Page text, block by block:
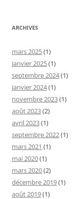
ARCHIVES
mars 2025(1)
janvier 2025(1)
septembre 2024(1)
janvier 2024(1)
novembre 2023(1)
août 2023(2)
avril 2023(1)
septembre 2022(1)
mars 2021 (1)
mai 2020(1)
mars 2020(2)
décembre 2019(1)
août 2019(1)